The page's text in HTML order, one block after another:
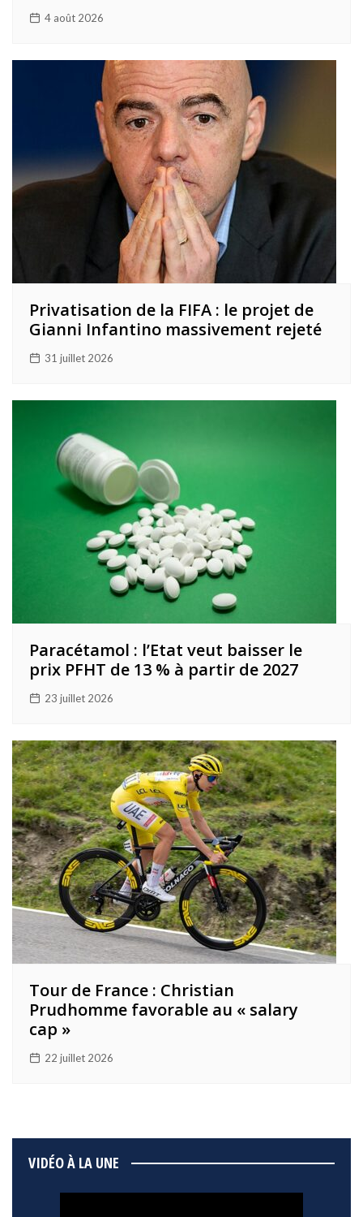
4 août 2026
Privatisation de la FIFA : le projet de
Gianni Infantino massivement rejeté
31 juillet 2026
Paracétamol : l’Etat veut baisser le
prix PFHT de 13 % à partir de 2027
23 juillet 2026
Tour de France : Christian
Prudhomme favorable au « salary
cap »
22 juillet 2026
VIDÉO À LA UNE